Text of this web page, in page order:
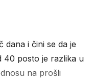
dana i čini se da je
40 posto je razlika u
na prošli